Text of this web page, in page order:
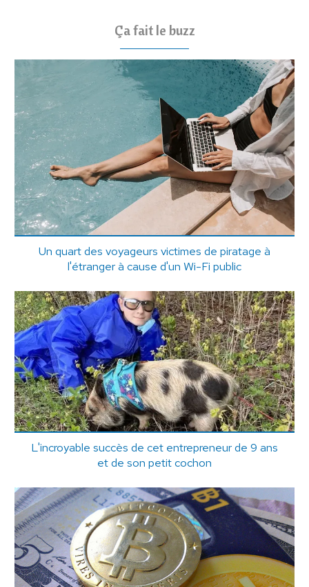
Ça fait le buzz
Un quart des voyageurs victimes de piratage à
l'étranger à cause d'un Wi-Fi public
L'incroyable succès de cet entrepreneur de 9 ans
et de son petit cochon